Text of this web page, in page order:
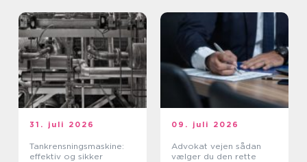
31. juli 2026
Tankrensningsmaskine:
effektiv og sikker
09. juli 2026
Advokat vejen sådan
vælger du den rette